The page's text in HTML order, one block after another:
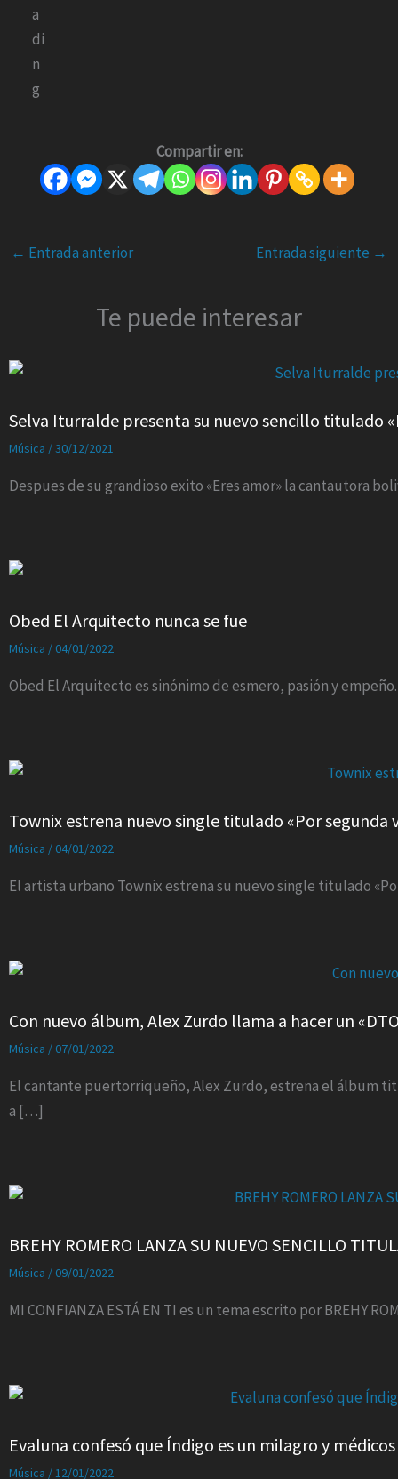
Compartir en:
← Entrada anterior Entrada siguiente →
Te puede interesar
Selva Iturralde presenta su nuevo sencillo titulado
Música /30/12/2021
Despues de su grandioso exito «Eres amor» la cantautora
Obed El Arquitecto nunca se fue
Música / 04/01/2022
Obed El Arquitecto es sinónimo de esmero, pasión y
Townix estrena nuevo single titulado «Por segunda
Música / 04/01/2022
El artista urbano Townix estrena su nuevo single titulado
Con nuevo álbum, Alex Zurdo llama a hacer un
Música / 07/01/2022
El cantante puertorriqueño, Alex Zurdo, estrena el álbum
a […]
BREHY ROMERO LANZA SU NUEVO SENCILLO
Música / 09/01/2022
MI CONFIANZA ESTÁ EN TI es un tema escrito por BREHY
Evaluna confesó que Índigo es un milagro y
Música /12/01/2022